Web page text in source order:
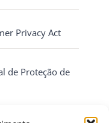
Privacy Act
de Proteção de